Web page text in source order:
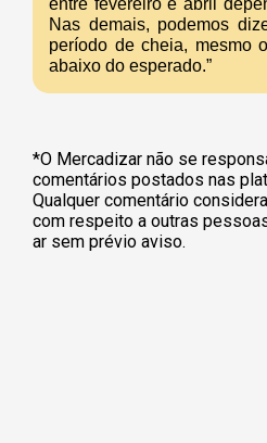
Nas demais, podemos
período de cheia, mesmo
abaixo do esperado.”
*O Mercadizar não se
comentários postados nas
Qualquer comentário
com respeito a outras
ar sem prévio aviso.